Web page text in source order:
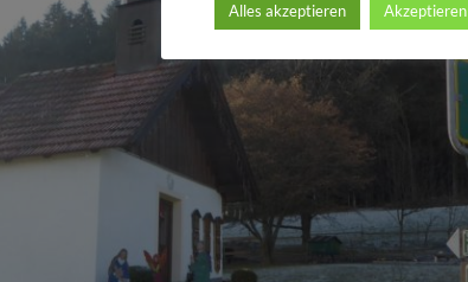
Alles akzeptieren Akzeptieren